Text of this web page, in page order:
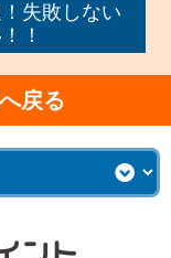
失敗しない
！
戻る